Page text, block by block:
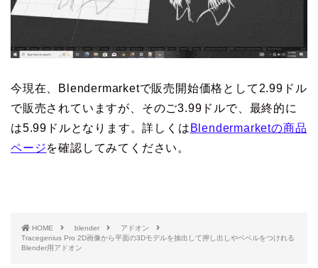
今現在、Blendermarketで販売開始価格として2.99ドル
で販売されていますが、そのご3.99ドルで、最終的に
は5.99ドルとなります。詳しくは Blendermarketの商品
ページを確認してみてください。
HOME blender
アドオン
Tracegenius Pro 2D画像から平面の3Dモデルを抽出して押し出しやベベルをつけれる
Blender用アドオン